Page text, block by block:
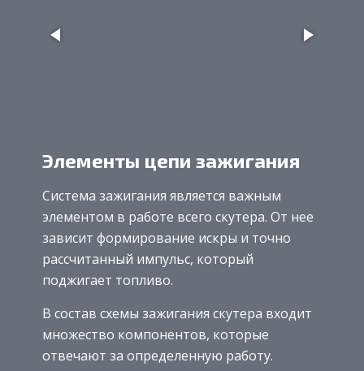
Элементы цепи зажигания
Система зажигания является важным
элементом в работе всего скутера. От нее
зависит формирование искры и точно
рассчитанный импульс, который
поджигает топливо.
В состав схемы зажигания скутера входит
множество компонентов, которые
отвечают за определенную работу.